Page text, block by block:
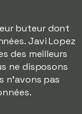
buteur dont
Javi Lopez
des meilleurs
ne disposons
n'avons pas